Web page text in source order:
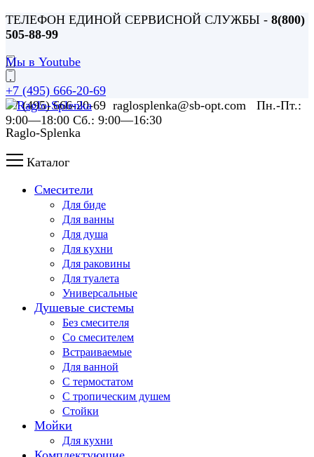
ТЕЛЕФОН ЕДИНОЙ СЕРВИСНОЙ СЛУЖБЫ - 8(800)
505-88-99
Мы в Youtube
+7 (495) 666-20-69 raglosplenka@sb-opt.com Пн.-Пт.:
9:00—18:00 Сб.: 9:00—16:30
+7 (495) 666-20-69
Raglo-Splenka
Каталог
Смесители
Для биде
Для ванны
Для душа
Для кухни
Для раковины
Для туалета
Универсальные
Душевые системы
Без смесителя
Со смесителем
Встраиваемые
Для ванной
С термостатом
С тропическим душем
Стойки
Мойки
Для кухни